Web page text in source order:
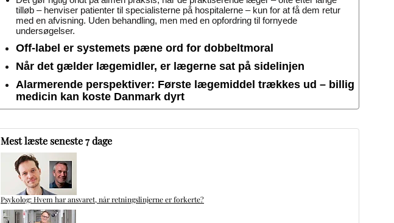
tilløb – henviser patienter til specialisterne på hospitalerne – kun for at få dem retur
med en afvisning. Uden behandling, men med en opfordring til fornyede
undersøgelser.
Off-label er systemets pæne ord for dobbeltmoral
Når det gælder lægemidler, er lægerne sat på sidelinjen
Alarmerende perspektiver: Første lægemiddel trækkes ud – billig
medicin kan koste Danmark dyrt
Mest læste seneste 7 dage
Psykolog: Hvem har ansvaret, når retningslinjerne er forkerte?